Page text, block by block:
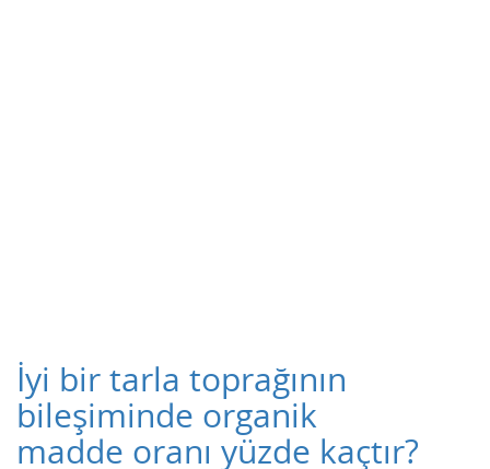
İyi bir tarla toprağının
bileşiminde organik
madde oranı yüzde kaçtır?